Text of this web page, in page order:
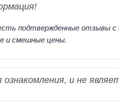
подтвержденные отзывы с
и смешные цены.
и не